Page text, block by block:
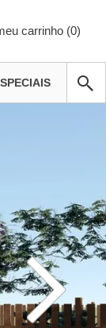
carrinho (0)